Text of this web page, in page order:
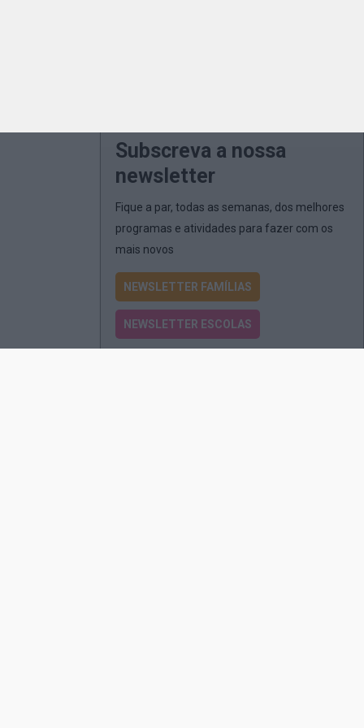
Subscreva a nossa
newsletter
Fique a par, todas as semanas, dos melhores
programas e atividades para fazer com os
mais novos
NEWSLETTER FAMÍLIAS
NEWSLETTER ESCOLAS